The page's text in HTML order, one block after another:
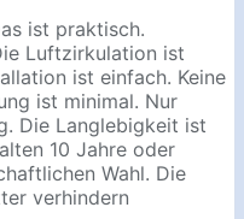
ist praktisch.
Luftzirkulation ist
ist einfach. Keine
ist minimal. Nur
Die Langlebigkeit ist
10 Jahre oder
Wahl. Die
verhindern